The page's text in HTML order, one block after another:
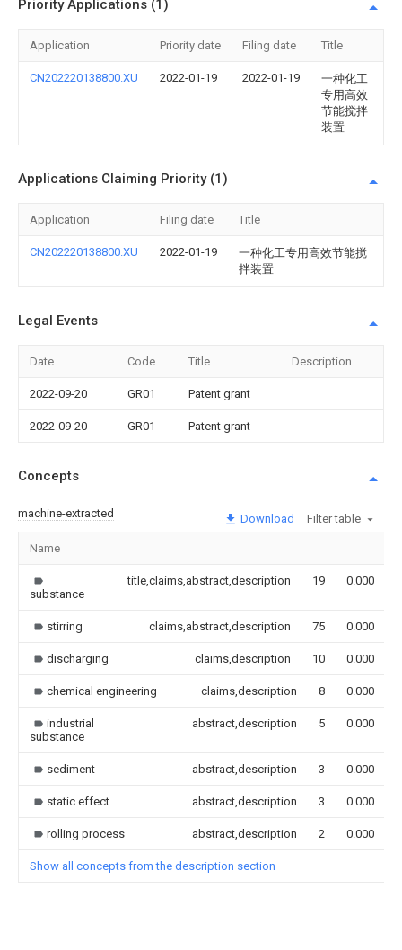
Priority Applications (1)
Application Priority date Filing date Title
CN202220138800.XU 2022-01-19 2022-01-19
一种化工
专用高效
节能搅拌
装置
Applications Claiming Priority (1)
Application Filing date Title
CN202220138800.XU 2022-01-19
一种化工专用高效节能搅
拌装置
Legal Events
Date Code Title Description
2022-09-20 GR01 Patent grant
2022-09-20 GR01 Patent grant
Concepts
machine-extracted Download Filter table
Name
substance
title,claims,abstract,description 19 0.000
stirring claims,abstract,description 75 0.000
discharging claims,description 10 0.000
chemical engineering claims,description 8 0.000
industrial
substance
abstract,description 5 0.000
sediment abstract,description 3 0.000
static effect abstract,description 3 0.000
rolling process abstract,description 2 0.000
Show all concepts from the description section